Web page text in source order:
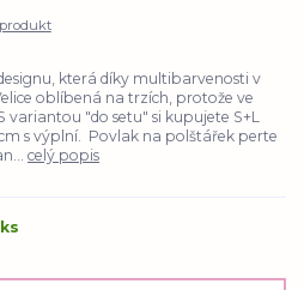
která díky multibarvenosti v
oblíbená na trzích, protože ve
variantou "do setu" si kupujete S+L
s výplní. Povlak na polštářek perte
celý popis